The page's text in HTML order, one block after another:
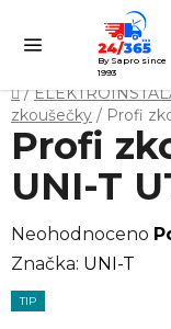
obsah
By Sapro since
1993
Domů
/
zkoušečky / Profi
Profi
UNI-T
Průměrné
hodnocení
produktu
Neohodnoceno
Značka: UNI-T
TIP